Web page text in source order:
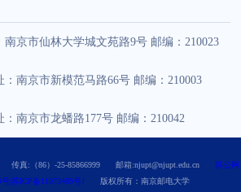
南京市仙林大学城文苑路9号 邮编：210023
：南京市新模范马路66号 邮编：210003
南京市龙蟠路177号 邮编：210042
传真:（86）-25-85866999 邮箱:njupt@njupt.edu.cn
苏公网
|苏ICP备11073489号J
版权所有：南京邮电大学